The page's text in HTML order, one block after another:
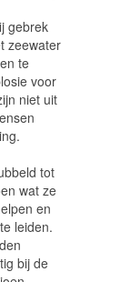
gebrek
zeewater
te
voor
niet uit
tot
wat ze
en
leiden.
bij de